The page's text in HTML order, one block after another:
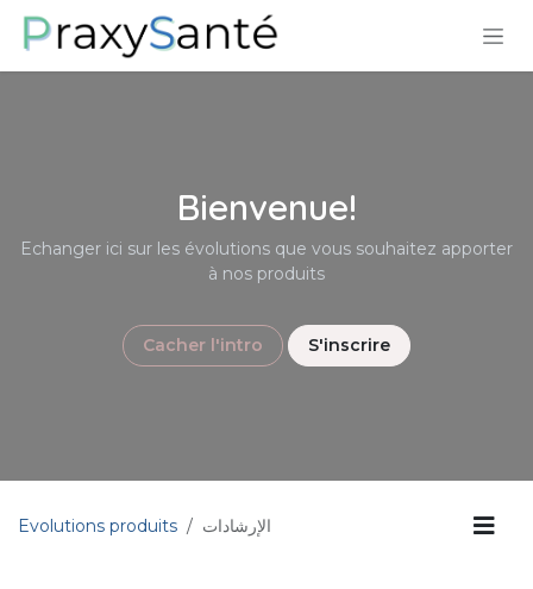
تخطي للذهاب إلى المحتوى
Bienvenue!
Echanger ici sur les évolutions que vous souhaitez apporter
à nos produits
Cacher l'intro S'inscrire
Evolutions produits الإرشادات